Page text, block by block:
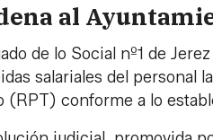
al
de lo Social nº1 de
salariales del personal
(RPT) conforme a lo